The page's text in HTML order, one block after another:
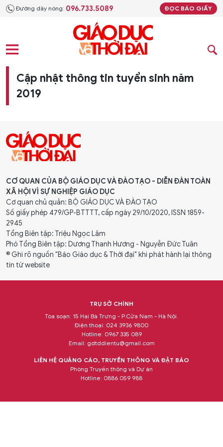
Đường dây nóng: 096.733.5089 ĐỌC BÁO GIẤY
Cập nhật thông tin tuyển sinh năm
2019
CƠ QUAN CỦA BỘ GIÁO DỤC VÀ ĐÀO TẠO - DIỄN ĐÀN TOÀN
XÃ HỘI VÌ SỰ NGHIỆP GIÁO DỤC
Cơ quan chủ quản: BỘ GIÁO DỤC VÀ ĐÀO TẠO
Số giấy phép 479/GP-BTTTT, cấp ngày 29/10/2020, ISSN 1859-
2945
Tổng Biên tập: Triệu Ngọc Lâm
Phó Tổng Biên tập: Dương Thanh Hương - Nguyễn Đức Tuân
® Ghi rõ nguồn "Báo Giáo dục & Thời đại" khi phát hành lại thông
tin từ website
TRỤ SỞ CHÍNH
Tòa soạn: 15 Hai Bà Trưng - P.Cửa Nam - Hà Nội.
Điện thoại: 024 3936 9800
Hotline: 0967 335 089
Email: gdtddientu@gmail.com
LIÊN HỆ QUẢNG CÁO, TRUYỀN THÔNG VÀ ĐẶT BÁO
Phòng Truyền thông và Dự án
Hotline: 0886 059 988